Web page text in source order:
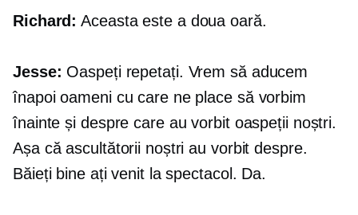
Richard: Aceasta este a doua oară.
Jesse: Oaspeți repetați. Vrem să aducem
înapoi oameni cu care ne place să vorbim
înainte și despre care au vorbit oaspeții noștri.
Așa că ascultătorii noștri au vorbit despre.
Băieți bine ați venit la spectacol. Da.